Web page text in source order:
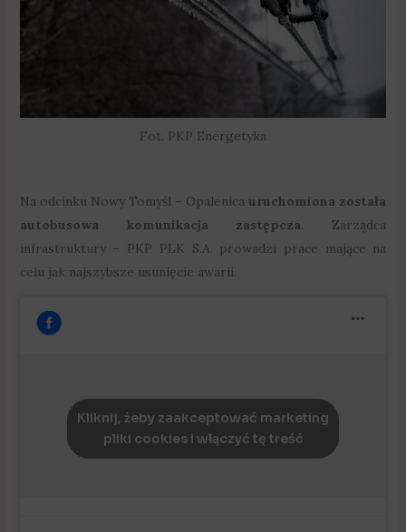
Fot. PKP Energetyka
Na odcinku Nowy Tomyśl – Opalenicauruchomiona została
autobusowa komunikacja zastępcza. Zarządca
infrastruktury – PKP PLK S.A. prowadzi prace mające na
celu jak najszybsze usunięcie awarii.
Kliknij, żeby zaakceptować marketing
pliki cookies i włączyć tę treść